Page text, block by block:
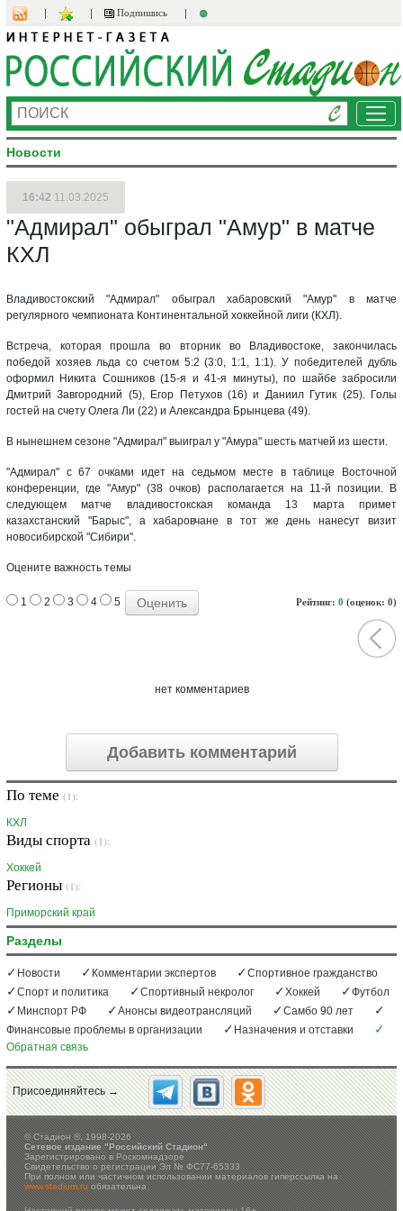
Подпишись
Новости
16:42 11.03.2025
"Адмирал" обыграл "Амур" в матче
КХЛ
Владивостокский "Адмирал" обыграл хабаровский "Амур" в матче
регулярного чемпионата Континентальной хоккейной лиги (КХЛ).
Встреча, которая прошла во вторник во Владивостоке, закончилась
победой хозяев льда со счетом 5:2 (3:0, 1:1, 1:1). У победителей дубль
оформил Никита Сошников (15-я и 41-я минуты), по шайбе забросили
Дмитрий Завгородний (5), Егор Петухов (16) и Даниил Гутик (25). Голы
гостей на счету Олега Ли (22) и Александра Брынцева (49).
В нынешнем сезоне "Адмирал" выиграл у "Амура" шесть матчей из шести.
"Адмирал" с 67 очками идет на седьмом месте в таблице Восточной
конференции, где "Амур" (38 очков) располагается на 11-й позиции. В
следующем матче владивостокская команда 13 марта примет
казахстанский "Барыс", а хабаровчане в тот же день нанесут визит
новосибирской "Сибири".
Оцените важность темы
Рейтинг: 0 (оценок: 0)
1 2 3 4 5
нет комментариев
Добавить комментарий
По теме (1):
КХЛ
Виды спорта (1):
Хоккей
Регионы (1):
Приморский край
Разделы
Новости Комментарии экспертов
Спортивное гражданство
Спорт и политика
Спортивный некролог Хоккей
Футбол
Минспорт РФ
Анонсы видеотрансляций
Самбо 90 лет
Финансовые проблемы в организации
Назначения и отставки
Обратная связь
Присоединяйтесь →
©Стадион ®, 1998-2026
Сетевое издание "Российский Стадион"
Зарегистрировано в Роскомнадзоре
Свидетельство о регистрации Эл № ФС77-65333
При полном или частичном использовании материалов гиперссылка на
www.stadium.ruобязательна